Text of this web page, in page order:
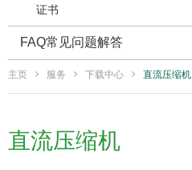
证书
FAQ常见问题解答
主页 服务 下载中心 直流压缩机
直流压缩机